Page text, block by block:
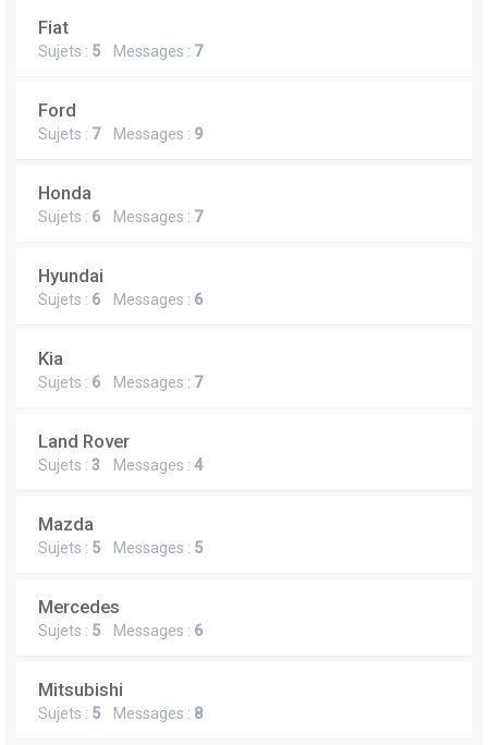
Fiat
Sujets : 5 Messages : 7
Ford
Sujets : 7Messages : 9
Honda
Sujets : 6 Messages : 7
Hyundai
Sujets : 6 Messages : 6
Kia
Sujets : 6 Messages : 7
Land Rover
Sujets : 3 Messages : 4
Mazda
Sujets : 5 Messages : 5
Mercedes
Sujets : 5 Messages : 6
Mitsubishi
Sujets : 5 Messages : 8